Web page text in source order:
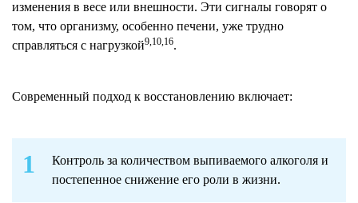
изменения в весе или внешности. Эти сигналы говорят о
том, что организму, особенно печени, уже трудно
справляться с нагрузкой9,10,16.
Современный подход к восстановлению включает:
Контроль за количеством выпиваемого алкоголя и
постепенное снижение его роли в жизни.